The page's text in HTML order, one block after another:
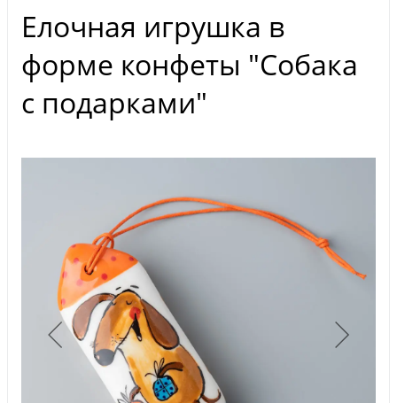
Елочная игрушка в
форме конфеты "Собака
с подарками"